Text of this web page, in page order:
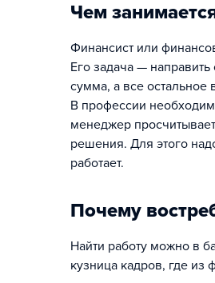
Чем
Финансист или
Его задача —
сумма, а все остальное
В профессии необходим
менеджер
решения. Для этого
работает.
Почему
Найти работу можно в
кузница кадров, где